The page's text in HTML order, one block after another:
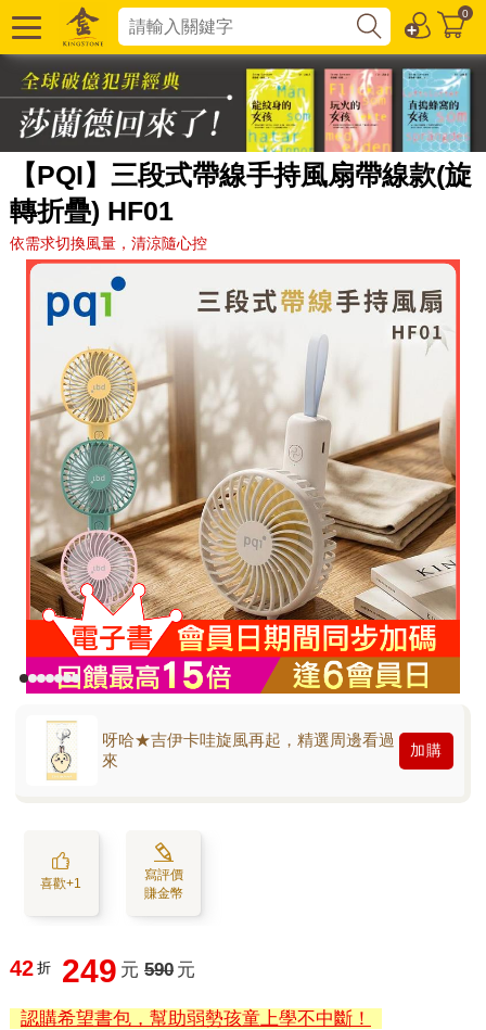
0
【PQI】三段式帶線手持風扇帶線款(旋
轉折疊) HF01
依需求切換風量，清涼隨心控
呀哈★吉伊卡哇旋風再起，精選周邊看過
來
加購
喜歡+1
寫評價
賺金幣
42 折 249 元 590 元
認購希望書包，幫助弱勢孩童上學不中斷！